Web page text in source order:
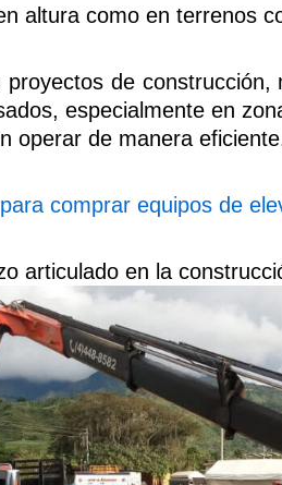
altura como en terrenos
de construcción,
especialmente en
operar de manera
comprar equipos de
articulado en la